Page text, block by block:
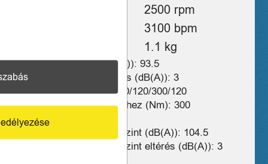
2500 rpm
3100 bpm
1.1 kg
Hangnyomásszint (dB(A)): 93.5
Hangnyomásszint eltérés (dB(A)): 3
Max. nyomaték (Nm): 40/120/300/120
Max. nyomaték rögzítéshez (Nm): 300
Cikkszám: 4933451071
Mért hangteljesítmény szint (dB(A)): 104.5
Mért hangteljesítmény szint eltérés (dB(A)): 3